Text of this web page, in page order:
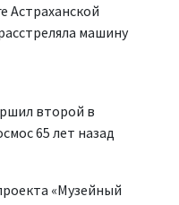
Астраханской
машину
второй в
65 лет назад
«Музейный